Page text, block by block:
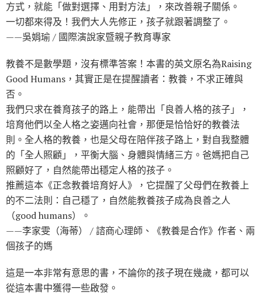
方式，就能「做對選擇、用對方法」，來改善親子關係。
一切都來得及！我們大人先修正，孩子就跟著調整了。
——吳娟瑜 / 國際演說家暨親子教育專家
教養不是數學題，沒有標準答案！本書的英文原名為Raising
Good Humans，其實正是在提醒讀者：教養，不求正確與
否。
我們只求在養育孩子的路上，能帶出「良善人格的孩子」，
培育他們以全人格之姿邁向社會，那便是恰恰好的教養法
則。全人格的教養，也是父母在陪伴孩子路上，對自我整體
的「全人照顧」，平衡大腦、身體與情緒三方。爸媽把自己
照顧好了，自然能帶出穩定人格的孩子。
推薦這本《正念教養培育好人》，它提醒了父母們在教養上
的不二法則：自己穩了，自然能教養孩子成為良善之人
（good humans）。
——李家雯（海蒂） / 諮商心理師、《教養是合作》作者、兩
個孩子的媽
這是一本非常有意思的書，不論你的孩子現在幾歲，都可以
從這本書中獲得一些啟發。